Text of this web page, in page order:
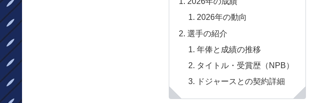
2026年の動向
選手の紹介
年俸と成績の推移
タイトル・受賞歴（NPB）
ドジャースとの契約詳細